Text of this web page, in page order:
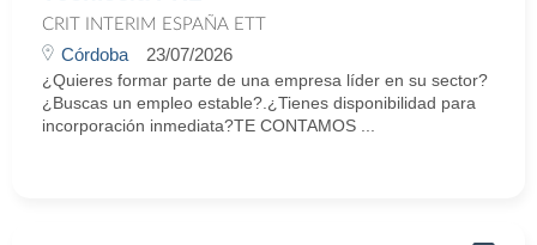
CRIT INTERIM ESPAÑA ETT
Córdoba 23/07/2026
¿Quieres formar parte de una empresa líder en su sector?
¿Buscas un empleo estable?.¿Tienes disponibilidad para
incorporación inmediata?TE CONTAMOS ...